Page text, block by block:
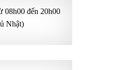
08h00 đến 20h00
Nhật)